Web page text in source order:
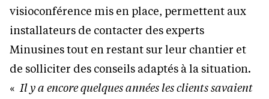
visioconférence mis en place, permettent aux
installateurs de contacter des experts
Minusines tout en restant sur leur chantier et
de solliciter des conseils adaptés à la situation.
«Il y a encore quelques années les clients savaient